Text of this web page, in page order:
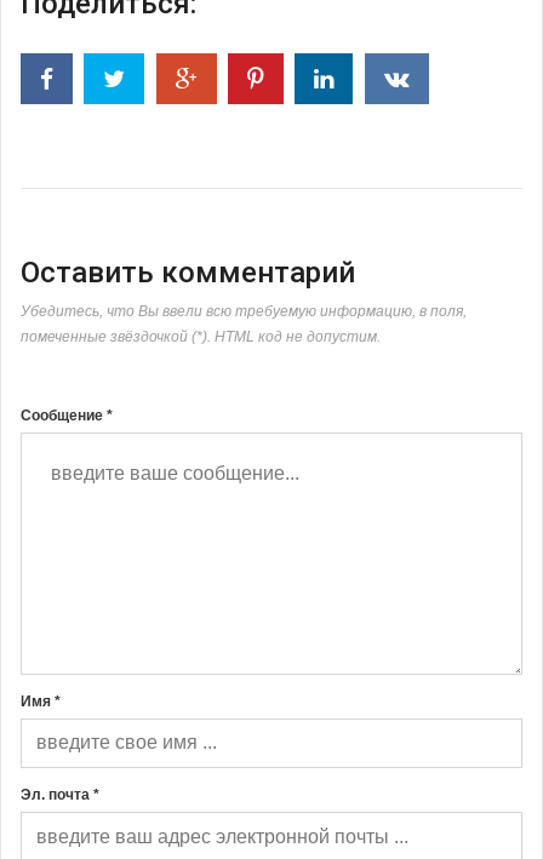
Оставить комментарий
Убедитесь, что Вы ввели всю требуемую информацию, в поля,
помеченные звёздочкой (*). HTML код не допустим.
Сообщение *
Имя *
Эл. почта *